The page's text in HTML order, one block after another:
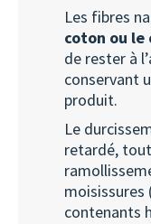
Les fibres
coton ou le
de rester à
conservant
produit.
Le
retardé,
moisissures
contenants